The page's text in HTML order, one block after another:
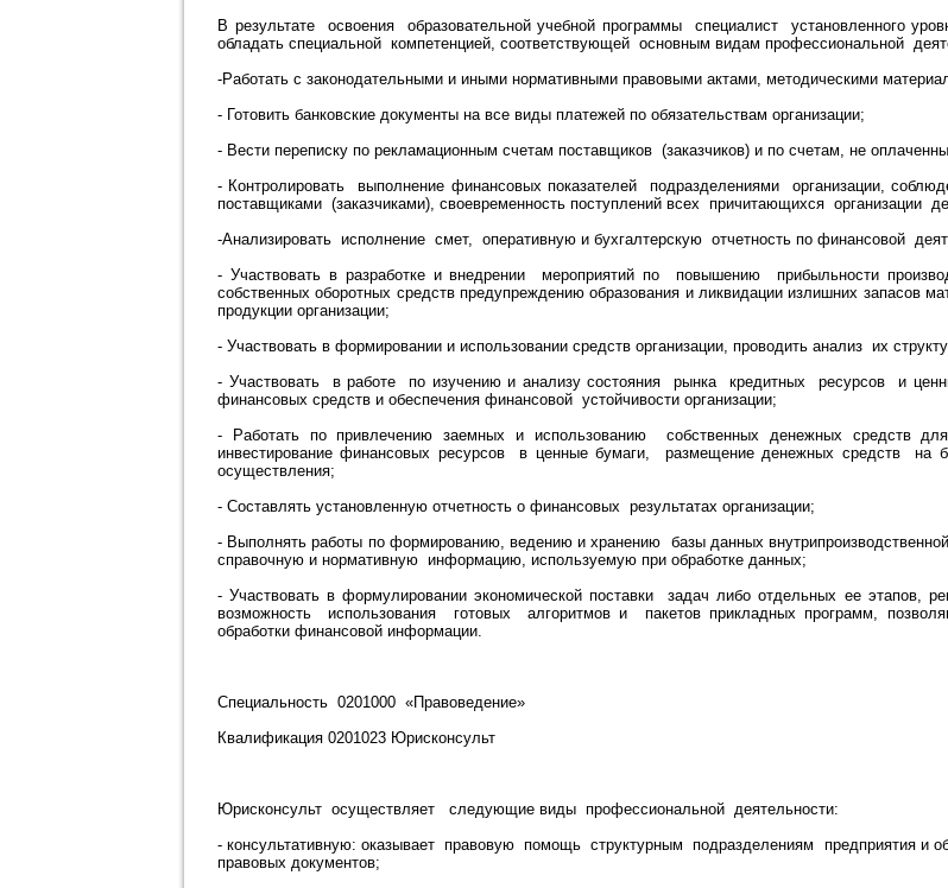
В результате освоения образовательной учебной программы специалист установленного
обладать специальной компетенцией, соответствующей основным видам профессиональной
-Работать с законодательными и иными нормативными правовыми актами, методическими
- Готовить банковские документы на все виды платежей по обязательствам организации;
- Вести переписку по рекламационным счетам поставщиков (заказчиков) и по счетам, не
- Контролировать выполнение финансовых показателей подразделениями организации,
поставщиками (заказчиками), своевременность поступлений всех причитающихся организации
-Анализировать исполнение смет, оперативную и бухгалтерскую отчетность по финансовой
- Участвовать в разработке и внедрении мероприятий по повышению прибыльности
собственных оборотных средств предупреждению образования и ликвидации излишних запасов
продукции организации;
- Участвовать в формировании и использовании средств организации, проводить анализ их
- Участвовать в работе по изучению и анализу состояния рынка кредитных ресурсов и
финансовых средств и обеспечения финансовой устойчивости организации;
- Работать по привлечению заемных и использованию собственных денежных средств
инвестирование финансовых ресурсов в ценные бумаги, размещение денежных средств на
осуществления;
- Составлять установленную отчетность о финансовых результатах организации;
- Выполнять работы по формированию, ведению и хранению базы данных
справочную и нормативную информацию, используемую при обработке данных;
- Участвовать в формулировании экономической поставки задач либо отдельных ее этапов,
возможность использования готовых алгоритмов и пакетов прикладных программ,
обработки финансовой информации.
Специальность 0201000 «Правоведение»
Квалификация 0201023 Юрисконсульт
Юрисконсульт осуществляет следующие виды профессиональной деятельности:
- консультативную: оказывает правовую помощь структурным подразделениям предприятия и
правовых документов;